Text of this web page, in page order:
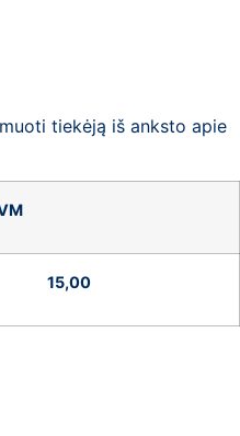
tiekėją iš anksto apie
15,00